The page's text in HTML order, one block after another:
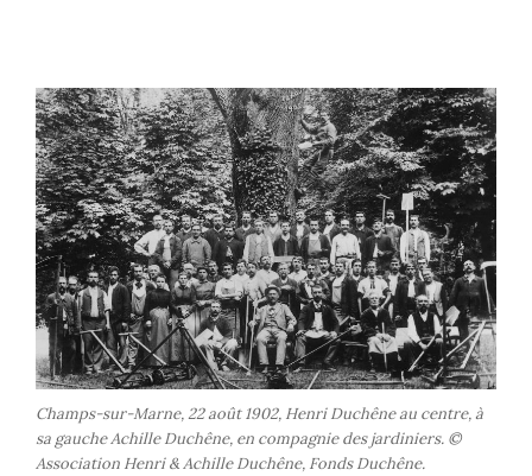
Champs-sur-Marne, 22 août 1902, Henri Duchêne au centre, à
sa gauche Achille Duchêne, en compagnie des jardiniers. ©
Association Henri & Achille Duchêne, Fonds Duchêne.